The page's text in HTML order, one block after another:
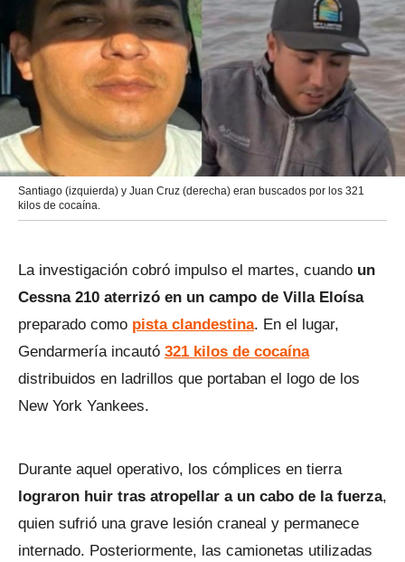
Santiago (izquierda) y Juan Cruz (derecha) eran buscados por los 321
kilos de cocaína.
La investigación cobró impulso el martes, cuando un
Cessna 210 aterrizó en un campo de Villa Eloísa
preparado como pista clandestina. En el lugar,
Gendarmería incautó 321 kilos de cocaína
distribuidos en ladrillos que portaban el logo de los
New York Yankees.
Durante aquel operativo, los cómplices en tierra
lograron huir tras atropellar a un cabo de la fuerza,
quien sufrió una grave lesión craneal y permanece
internado. Posteriormente, las camionetas utilizadas